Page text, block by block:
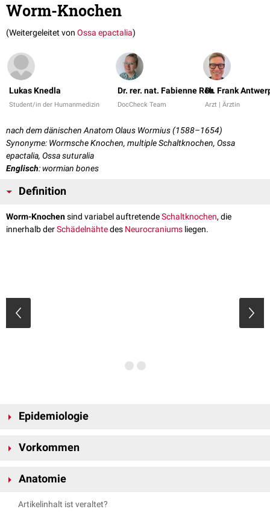
Worm-Knochen
(Weitergeleitet von Ossa epactalia)
Lukas Knedla
Student/in der Humanmedizin
Dr. rer. nat. Fabienne Reh
DocCheck Team
Dr. Frank
Arzt | Ärztin
nach dem dänischen Anatom Olaus Wormius (1588–1654)
Synonyme: Wormsche Knochen, multiple Schaltknochen, Ossa
epactalia, Ossa suturalia
Englisch: wormian bones
Definition
Worm-Knochensind variabel auftretendeSchaltknochen, die
innerhalb derSchädelnähtedes Neurocraniums liegen.
Epidemiologie
Erwachsenen der europäischen Bevölkerung und darunter häufiger bei
und zwischen verschiedenen ethnischen Gruppen sehr unterschiedlich.
Die weltweit höchste
Vorkommen
Erkrankungen auftreten. Dazu gehören:
Hajdu-Cheney-Syndrom
Anatomie
Artikelinhalt ist veraltet?